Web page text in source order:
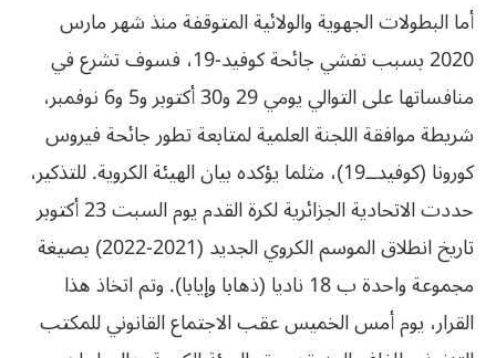
أما البطولات الجهوية والولائية المتوقفة منذ شهر مارس
2020 بسبب تفشي جائحة كوفيد-19، فسوف تشرع في
منافساتها على التوالي يومي 29 و30 أكتوبر و5 و6 نوفمبر،
شريطة موافقة اللجنة العلمية لمتابعة تطور جائحة فيروس
كورونا (كوفيدــ19)، مثلما يؤكده بيان الهيئة الكروية. للتذكير،
حددت الاتحادية الجزائرية لكرة القدم يوم السبت 23 أكتوبر
تاريخ انطلاق الموسم الكروي الجديد (2021-2022) بصيغة
مجموعة واحدة ب 18 ناديا (ذهابا وإيابا). وتم اتخاذ هذا
القرار، يوم أمس الخميس عقب الاجتماع القانوني للمكتب